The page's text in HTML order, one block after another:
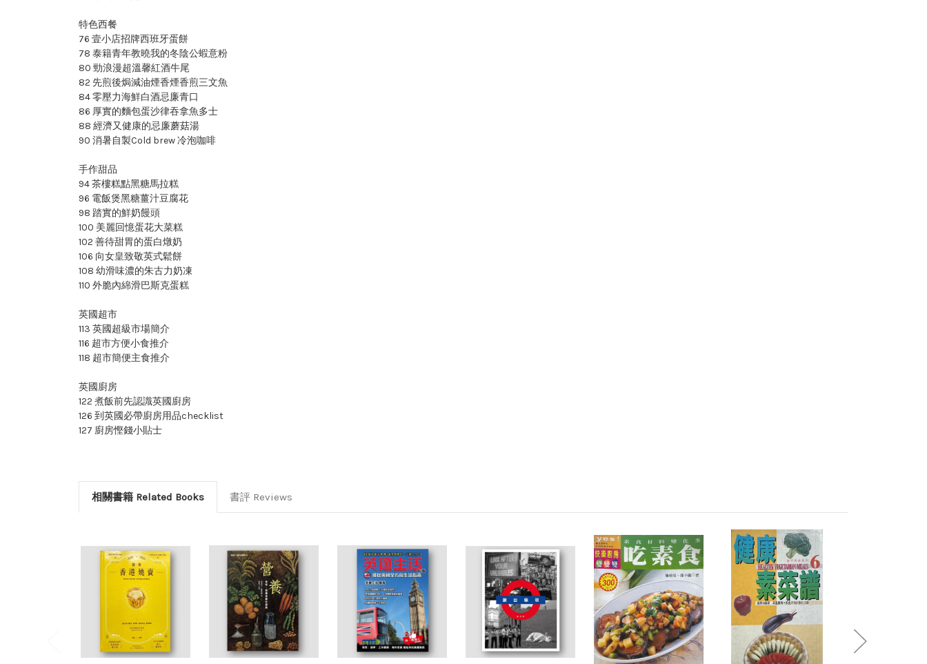
特色西餐
76 壹小店招牌西班牙蛋餅
78 泰籍青年教曉我的冬陰公蝦意粉
80 勁浪漫超溫馨紅酒牛尾
82 先煎後焗減油煙香煙香煎三文魚
84 零壓力海鮮白酒忌廉青口
86 厚實的麵包蛋沙律吞拿魚多士
88 經濟又健康的忌廉蘑菇湯
90 消暑自製Cold brew 冷泡咖啡
手作甜品
94 茶樓糕點黑糖馬拉糕
96 電飯煲黑糖薑汁豆腐花
98 踏實的鮮奶饅頭
100 美麗回憶蛋花大菜糕
102 善待甜胃的蛋白燉奶
106 向女皇致敬英式鬆餅
108 幼滑味濃的朱古力奶凍
110 外脆內綿滑巴斯克蛋糕
英國超市
113 英國超級市場簡介
116 超市方便小食推介
118 超市簡便主食推介
英國廚房
122 煮飯前先認識英國廚房
126 到英國必帶廚房用品checklist
127 廚房慳錢小貼士
相關書籍 Related Books 書評 Reviews